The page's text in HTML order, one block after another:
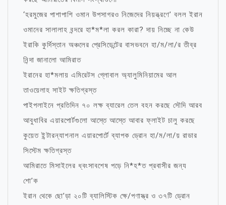
‘হরমুজের পাশাপাশি ওমান উপসাগরও নিজেদের নিয়ন্ত্রণে’ বলল ইরান
ওমানের সালালাহ বন্দরে হা*ম*লা করল কারা? দায় নিচ্ছে না কেউ
ইরাকি কুর্দিস্তান অঞ্চলের প্রেসিডেন্টের বাসভবনে হা/ম/লা/র তীব্র
নিন্দা জানালো আমিরাত
ইরানের হা*মলায় এমিরেটস গ্লোবাল অ্যালুমিনিয়ামের আল
তাওয়েলাহ সাইট ক্ষতিগ্রস্ত
পাইপলাইনে প্রতিদিন ৭০ লক্ষ ব্যারেল তেল বহন করছে সৌদি আরব
আবুধাবির এয়ারপোর্টগুলো আস্তে আস্তে আবার ফ্লাইট চালু করছে
কুয়েত ইন্টারন্যাশনাল এয়ারপোর্টে ব্যাপক ড্রোন হা/ম/লা/য় রাডার
সিস্টেম ক্ষতিগ্রস্ত
আমিরাতে মিসাইলের ধ্বংসাবশেষ পড়ে নি*হ*ত প্রবাসীর জন্য
শো’ক
ইরান থেকে ছো’ড়া ২০টি ব্যালিস্টিক ক্ষে/পণাস্ত্র ও ৩৭টি ড্রোন